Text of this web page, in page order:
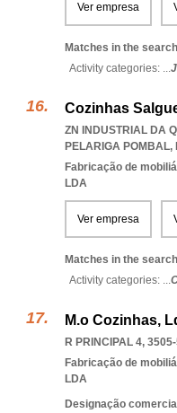
Ver empresa
Matches in the
Activity categories: ...
Cozinhas
ZN INDUSTRIAL DA
PELARIGA POMBAL,
Fabricação de
LDA
Ver empresa
Matches in the
Activity categories: ...
M.o Cozinhas,
R PRINCIPAL 4,
Fabricação de
LDA
Designação